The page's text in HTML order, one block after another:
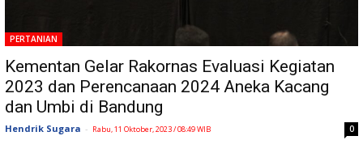
PERTANIAN
Kementan Gelar Rakornas Evaluasi Kegiatan
2023 dan Perencanaan 2024 Aneka Kacang
dan Umbi di Bandung
Hendrik Sugara - Rabu, 11 Oktober, 2023 / 08:49 WIB 0